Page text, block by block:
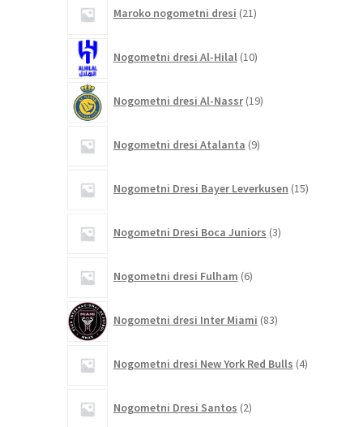
Maroko nogometni dresi 21izdelkov
Nogometni dresi Al-Hilal 10izdelkov
Nogometni dresi Al-Nassr 19izdelkov
Nogometni dresi Atalanta 9izdelkov
Nogometni Dresi Bayer Leverkusen 15izdelkov
Nogometni Dresi Boca Juniors 3izdelki
Nogometni dresi Fulham 6izdelkov
Nogometni dresi Inter Miami 83izdelkov
Nogometni dresi New York Red Bulls 4izdelki
Nogometni Dresi Santos 2izdelka